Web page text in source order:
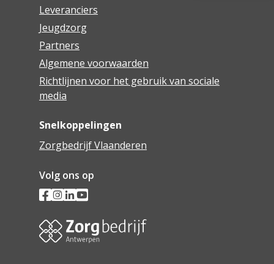
Leveranciers
Jeugdzorg
Partners
Algemene voorwaarden
Richtlijnen voor het gebruik van sociale
media
Snelkoppelingen
Zorgbedrijf Vlaanderen
Volg ons op